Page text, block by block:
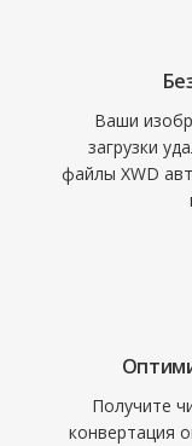
Ваши
загрузки
файлы XWD
Получите
конвертация